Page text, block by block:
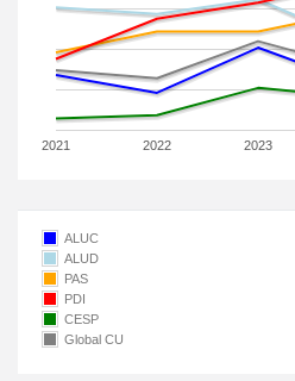
2021 2022 2023
ALUC
ALUD
PAS
PDI
CESP
Global CU